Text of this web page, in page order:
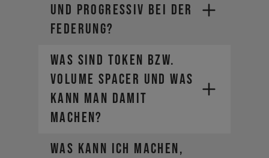
UND PROGRESSIV BEI DER
FEDERUNG?
WAS SIND TOKEN BZW.
VOLUME SPACER UND WAS
KANN MAN DAMIT
MACHEN?
WAS KANN ICH MACHEN,